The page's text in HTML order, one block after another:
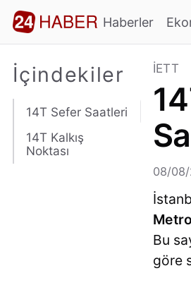
Haberler
İçindekiler
14T Sefer Saatleri
14T Kalkış
Noktası
İETT
08/
Metro
Bu
göre